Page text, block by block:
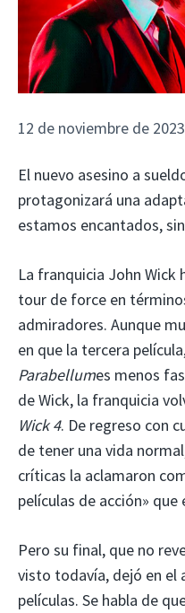
12 de noviembre de 2023
El nuevo asesino a
protagonizará una
estamos encantados,
La franquicia John Wick
tour de force en
admiradores. Aunque
en que la tercera
Parabellumes menos
de Wick, la franquicia
Wick 4. De regreso con
de tener una vida
críticas la aclamaron
películas de acción» que
Pero su final, que no
visto todavía, dejó en el
películas. Se habla de